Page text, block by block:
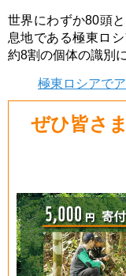
世界にわずか80頭
息地である極東ロ
約8割の個体の識別
極東ロシアで
ぜひ皆さ